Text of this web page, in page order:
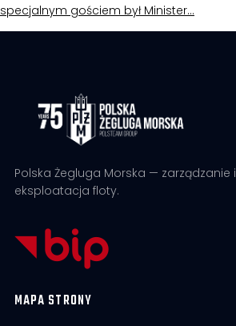
specjalnym gościem był Minister…
Polska Żegluga Morska — zarządzanie i
eksploatacja floty.
MAPA STRONY